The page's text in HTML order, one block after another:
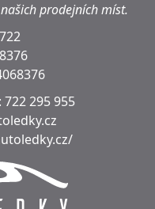
prodejních míst.
722 295 955